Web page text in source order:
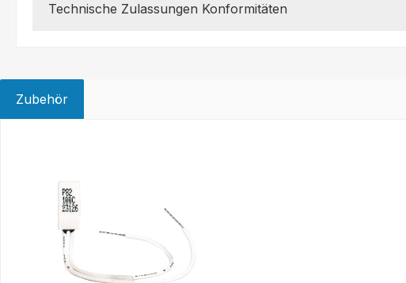
Technische Zulassungen Konformitäten
Zubehör